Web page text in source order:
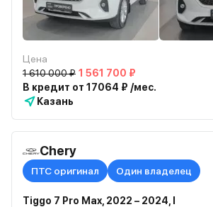
Цена
1 610 000 ₽ 1 561 700 ₽
В кредит от 17064 ₽ /мес.
Казань
Chery
ПТС оригинал Один владелец
Tiggo 7 Pro Max, 2022 – 2024, I